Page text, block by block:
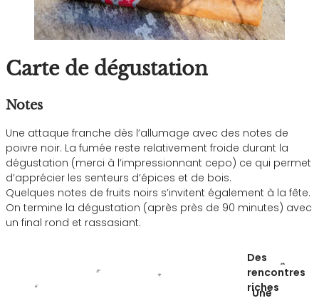
Carte de dégustation
Notes
Une attaque franche dès l’allumage avec des notes de
poivre noir. La fumée reste relativement froide durant la
dégustation (merci à l’impressionnant cepo) ce qui permet
d’apprécier les senteurs d’épices et de bois.
Quelques notes de fruits noirs s’invitent également à la fête.
On termine la dégustation (après près de 90 minutes) avec
un final rond et rassasiant.
Des
rencontres
riches
Une